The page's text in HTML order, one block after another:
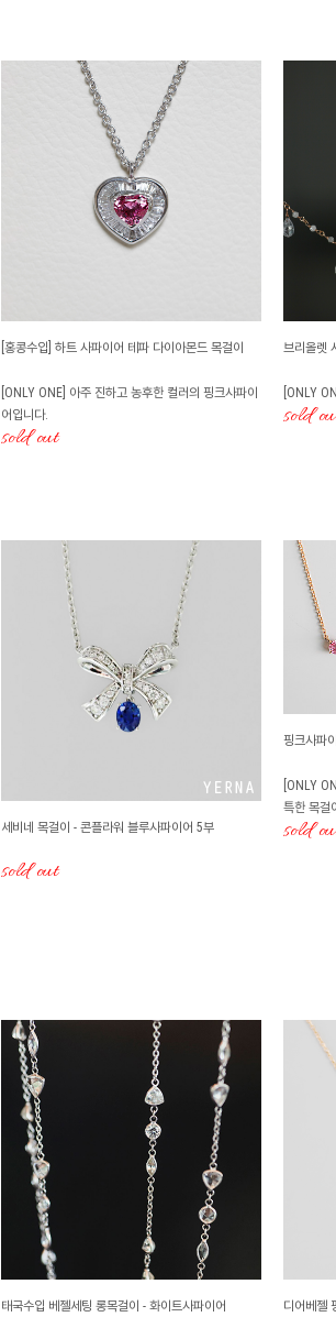
[홍콩수입] 하트 사파이어 테파 다이아몬드 목걸이
[ONLY ONE] 아주 진하고 농후한 컬러의 핑크사파이
어입니다.
sold out
브리올렛
[ONLY
sold
세비네 목걸이 - 콘플라워 블루사파이어 5부
sold out
핑크사파
[ONLY
특한 목걸
sold
태국수입 베젤세팅 롱목걸이 - 화이트사파이어 디어베젤